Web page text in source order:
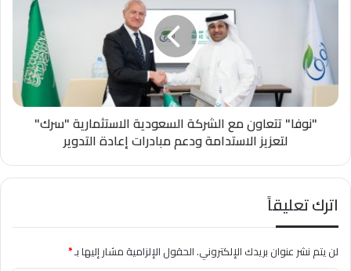
"نوفا" تتعاون مع الشركة السعودية الاستثمارية "سرك"
لتعزيز الاستدامة ودعم مبادرات إعادة التدوير
اترك تعليقاً
لن يتم نشر عنوان بريدك الإلكتروني.الحقول الإلزامية مشار إليها بـ*